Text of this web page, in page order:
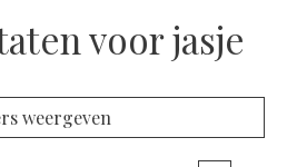
voor jasje
weergeven